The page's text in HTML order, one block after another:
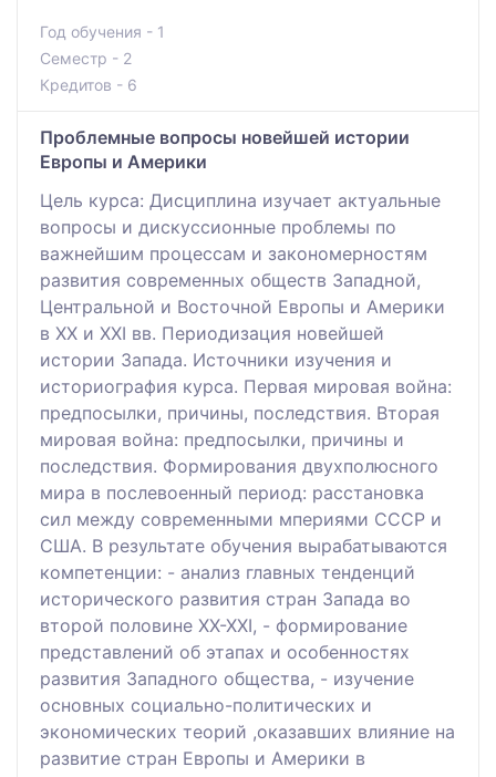
Год обучения - 1
Семестр - 2
Кредитов - 6
Проблемные вопросы новейшей истории
Европы и Америки
Цель курса: Дисциплина изучает актуальные
вопросы и дискуссионные проблемы по
важнейшим процессам и закономерностям
развития современных обществ Западной,
Центральной и Восточной Европы и Америки
в ХХ и ХХІ вв. Периодизация новейшей
истории Запада. Источники изучения и
историография курса. Первая мировая война:
предпосылки, причины, последствия. Вторая
мировая война: предпосылки, причины и
последствия. Формирования двухполюсного
мира в послевоенный период: расстановка
сил между современными мпериями СССР и
США. В результате обучения вырабатываются
компетенции: - анализ главных тенденций
исторического развития стран Запада во
второй половине XX-XXI, - формирование
представлений об этапах и особенностях
развития Западного общества, - изучение
основных социально-политических и
экономических теорий ,оказавших влияние на
развитие стран Европы и Америки в